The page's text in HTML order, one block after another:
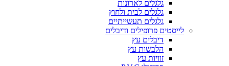
גלגלים לארונות
גלגלים לבית ולחוץ
גלגלים תעשייתיים
לייסטים פרופילים ודיבלים
דיבלים עץ
הלבשות עץ
זוויות עץ